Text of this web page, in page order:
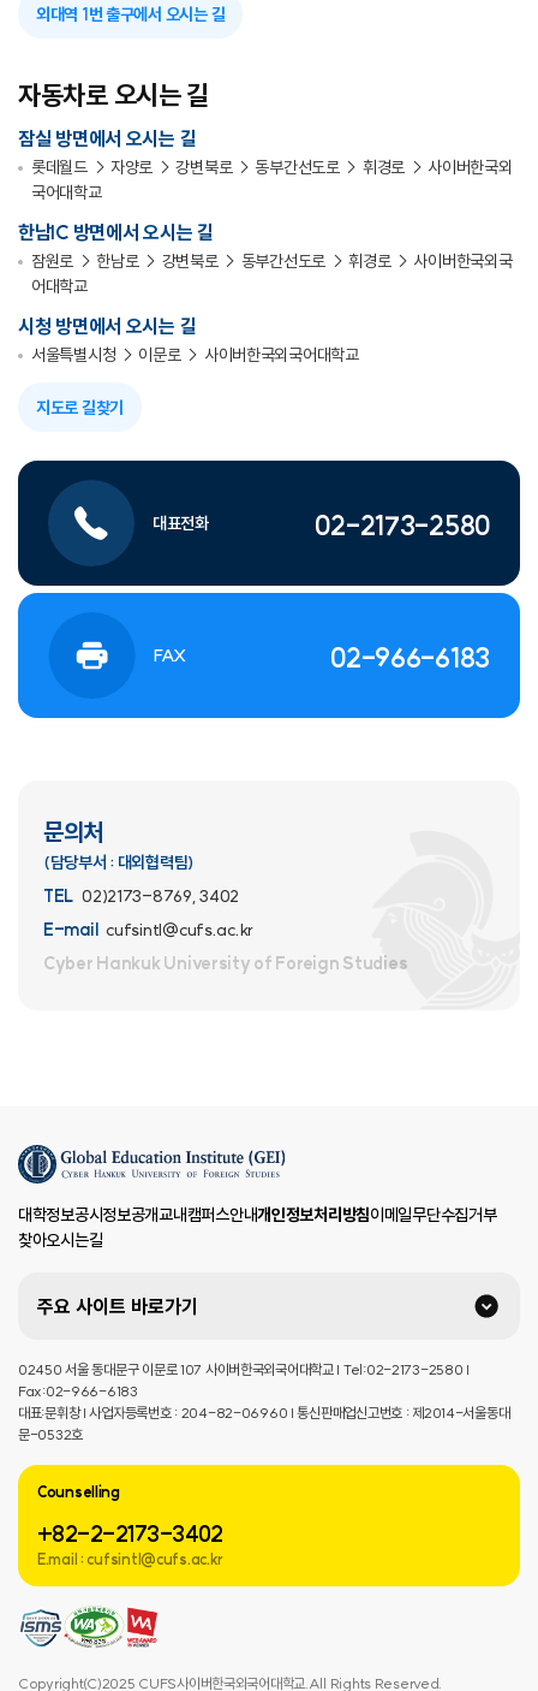
외대역 1번 출구에서 오시는 길
자동차로 오시는 길
잠실 방면에서 오시는 길
롯데월드 → 자양로 → 강변북로 → 동부간선도로 → 휘경로 → 사이버한국외
국어대학교
한남IC 방면에서 오시는 길
잠원로 → 한남로 → 강변북로 → 동부간선도로 → 휘경로 → 사이버한국외국
어대학교
시청 방면에서 오시는 길
서울특별시청 → 이문로 → 사이버한국외국어대학교
지도로 길찾기
대표전화 02-2173-2580
FAX 02-966-6183
문의처
(담당부서 : 대외협력팀)
TEL 02)2173-8769, 3402
E-mail cufsintl@cufs.ac.kr
Cyber Hankuk University of Foreign Studies
대학정보공시정보공개교내캠퍼스안내개인정보처리방침이메일무단수집거부
찾아오시는길
주요 사이트 바로가기
02450 서울 동대문구 이문로 107 사이버한국외국어대학교 | Tel:02-2173-2580 |
Fax:02-966-6183
대표:문휘창 | 사업자등록번호 : 204-82-06960 | 통신판매업신고번호 : 제2014-서울동대
문-0532호
Counselling
+82-2-2173-3402
E.mail : cufsintl@cufs.ac.kr
Copyright(C)2025 CUFS사이버한국외국어대학교.All Rights Reserved.